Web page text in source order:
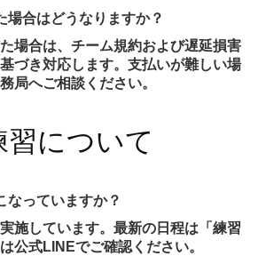
場合はどうなりますか？
場合は、チーム規約および遅延損害
づき対応します。支払いが難しい場
局へご相談ください。
習について
なっていますか？
施しています。最新の日程は「練習
公式LINEでご確認ください。